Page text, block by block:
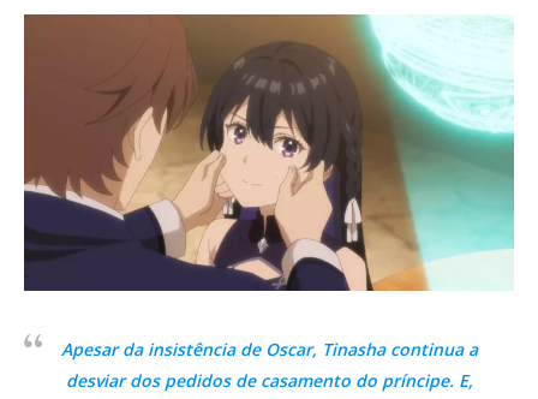
Apesar da insistência de Oscar, Tinasha continua a
desviar dos pedidos de casamento do príncipe. E,